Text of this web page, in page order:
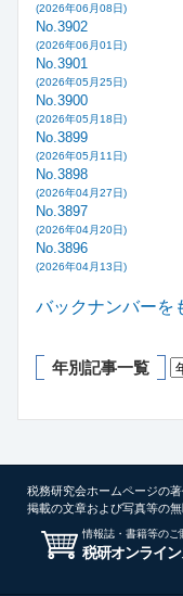
(2026年06月08日)
No.3902
(2026年06月01日)
No.3901
(2026年05月25日)
No.3900
(2026年05月18日)
No.3899
(2026年05月11日)
No.3898
(2026年04月27日)
No.3897
(2026年04月20日)
No.3896
(2026年04月13日)
バックナンバーを
年別記事一覧
税務研究会ホームページの
掲載の文章および写真等の無
情報誌・書籍等のご
税研オンライ